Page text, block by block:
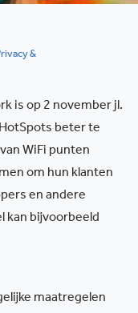
&
is op 2 november jl.
beter te
WiFi punten
om hun klanten
en andere
kan bijvoorbeeld
maatregelen